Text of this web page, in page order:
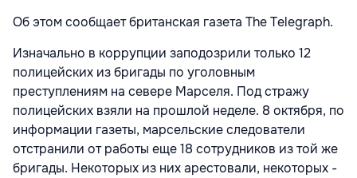
Об этом сообщает британская газета The Telegraph.
Изначально в коррупции заподозрили только 12
полицейских из бригады по уголовным
преступлениям на севере Марселя. Под стражу
полицейских взяли на прошлой неделе. 8 октября, по
информации газеты, марсельские следователи
отстранили от работы еще 18 сотрудников из той же
бригады. Некоторых из них арестовали, некоторых -